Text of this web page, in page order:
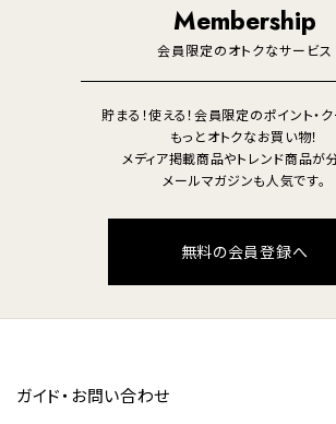
Membership
会員限定のオトクなサービス
貯まる！使える！会員限定のポイント・
もっとオトクなお買い物！
メディア掲載商品やトレンド商品が
メールマガジンも人気です。
無料の会員登録へ
ガイド・お問い合わせ